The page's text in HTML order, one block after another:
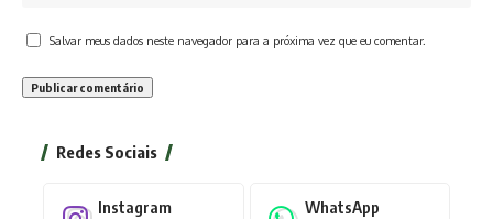
Salvar meus dados neste navegador para a próxima vez que eu comentar.
Redes Sociais
Instagram WhatsApp